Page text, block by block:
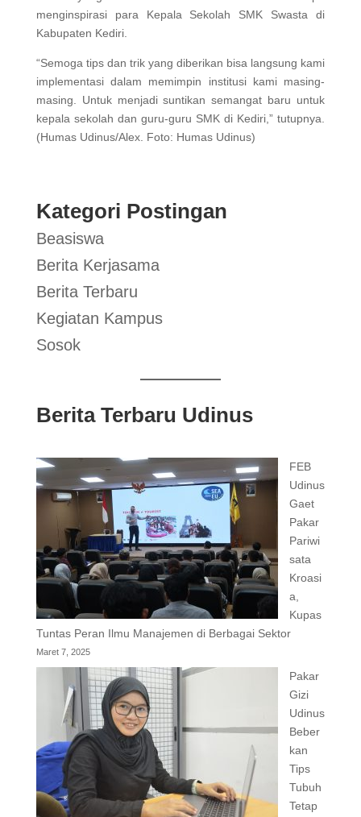
menginspirasi para Kepala Sekolah SMK Swasta di
Kabupaten Kediri.
“Semoga tips dan trik yang diberikan bisa langsung kami
implementasi dalam memimpin institusi kami masing-
masing. Untuk menjadi suntikan semangat baru untuk
kepala sekolah dan guru-guru SMK di Kediri,” tutupnya.
(Humas Udinus/Alex. Foto: Humas Udinus)
Kategori Postingan
Beasiswa
Berita Kerjasama
Berita Terbaru
Kegiatan Kampus
Sosok
Berita Terbaru Udinus
FEB
Udinus
Gaet
Pakar
Pariwi
sata
Kroasi
a,
Kupas
Tuntas Peran Ilmu Manajemen di Berbagai Sektor
Maret 7, 2025
Pakar
Gizi
Udinus
Beber
kan
Tips
Tubuh
Tetap